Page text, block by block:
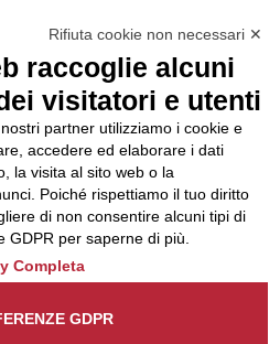
è
un
reclami/ .
Rifiuta cookie non necessari ✕
raccoglie alcuni
visitatori e utenti
partner utilizziamo i cookie e
accedere ed elaborare i dati
la visita al sito web o la
Poiché rispettiamo il tuo diritto
di non consentire alcuni tipi di
GDPR per saperne di più.
Completa
GDPR